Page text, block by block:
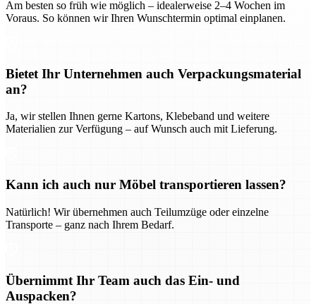
Am besten so früh wie möglich – idealerweise 2–4 Wochen im
Voraus. So können wir Ihren Wunschtermin optimal einplanen.
Bietet Ihr Unternehmen auch Verpackungsmaterial
an?
Ja, wir stellen Ihnen gerne Kartons, Klebeband und weitere
Materialien zur Verfügung – auf Wunsch auch mit Lieferung.
Kann ich auch nur Möbel transportieren lassen?
Natürlich! Wir übernehmen auch Teilumzüge oder einzelne
Transporte – ganz nach Ihrem Bedarf.
Übernimmt Ihr Team auch das Ein- und
Auspacken?